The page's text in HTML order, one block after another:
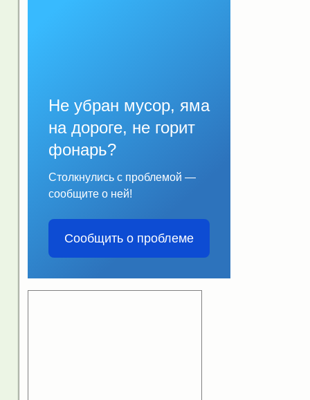
Не убран мусор, яма
на дороге, не горит
фонарь?
Столкнулись с проблемой —
сообщите о ней!
Сообщить о проблеме